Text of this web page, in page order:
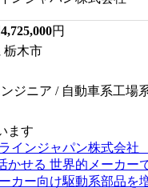
4,725,000円
栃木市
ジニア / 自動車系工場
ます